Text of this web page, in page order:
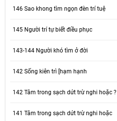
146 Sao khong tìm ngọn đèn trí tuệ
145 Người trí tự biết điều phục
143-144 Người khó tìm ở đời
142 Sống kiên trì [hạm hạnh
142 Tâm trong sạch dứt trừ nghi hoặc ?
141 Tâm trong sạch dứt trừ nghi hoặc